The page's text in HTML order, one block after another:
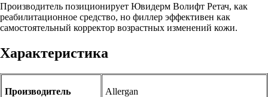
Производитель позиционирует Ювидерм Волифт Ретач, как
реабилитационное средство, но филлер эффективен как
самостоятельный корректор возрастных изменений кожи.
Характеристика
Производитель Allergan